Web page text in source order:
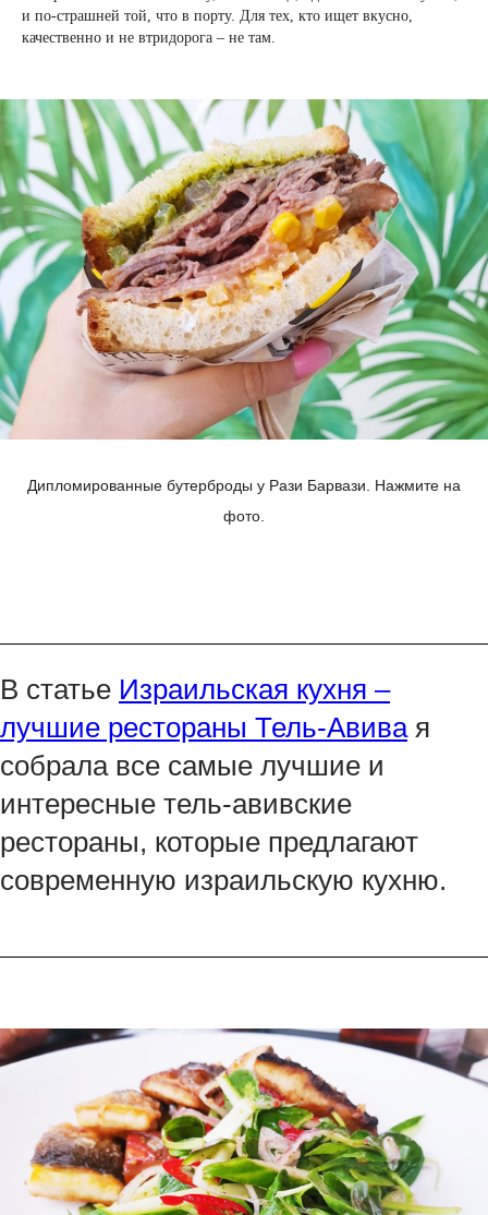
и по-страшней той, что в порту. Для тех, кто ищет вкусно,
качественно и не втридорога – не там.
Дипломированные бутерброды у Рази Барвази. Нажмите на
фото.
В статье Израильская кухня –
лучшие рестораны Тель-Авивая
собрала все самые лучшие и
интересные тель-авивские
рестораны, которые предлагают
современную израильскую кухню.